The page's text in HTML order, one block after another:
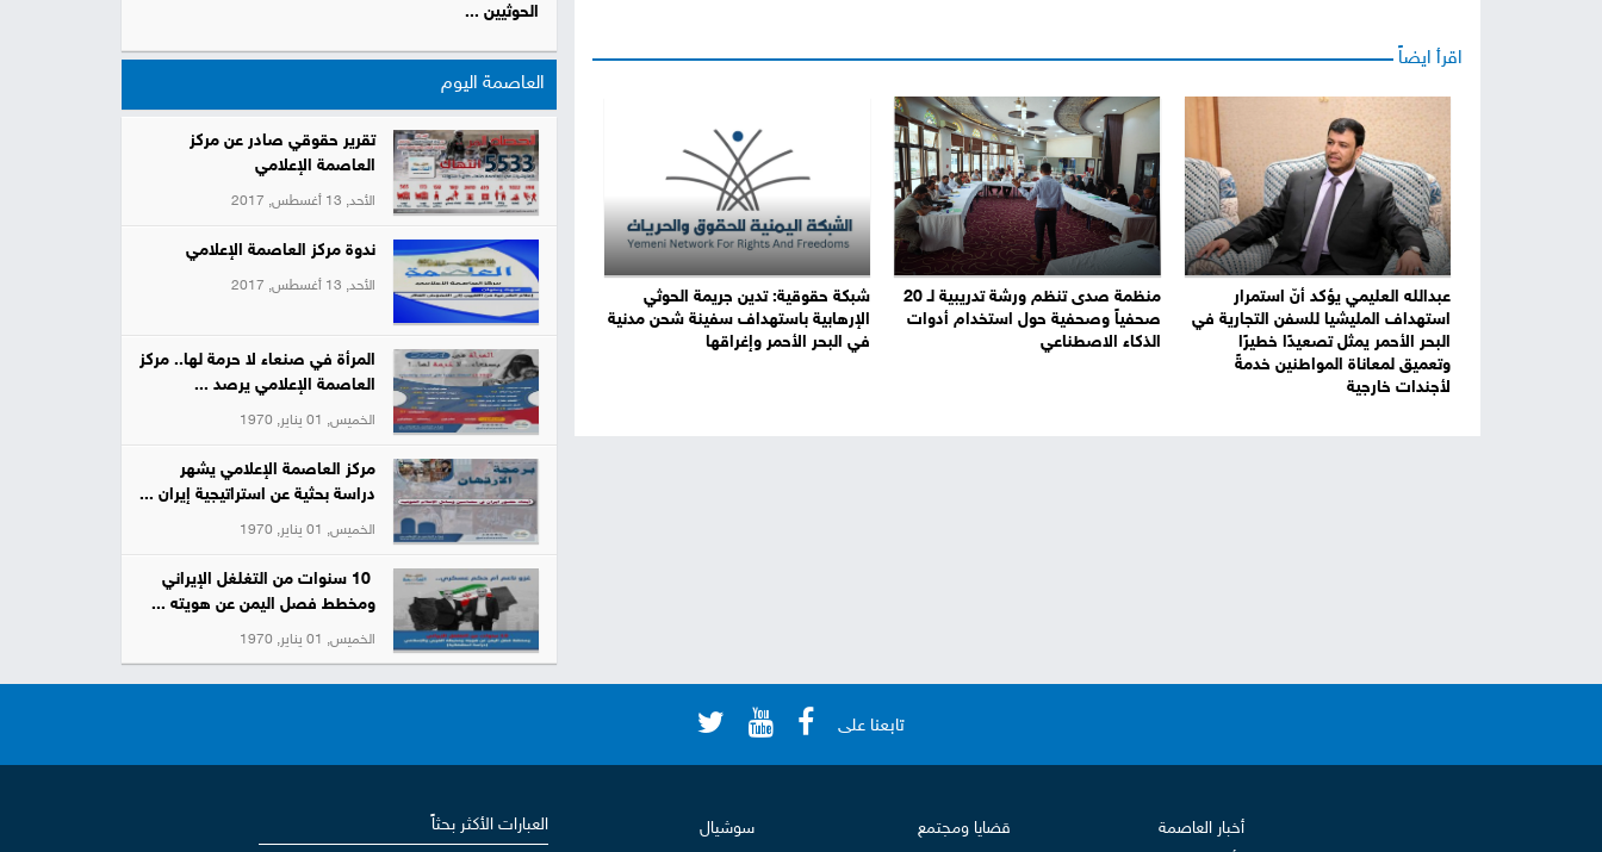
اقرأ ايضاً
عبدالله العليمي يؤكد أنّ استمرار
استهداف المليشيا للسفن التجارية في
البحر الأحمر يمثل تصعيدًا خطيرًا
وتعميق لمعاناة المواطنين خدمةً
لأجندات خارجية
منظمة صدى تنظم ورشة تدريبية لـ 20
صحفياً وصحفية حول استخدام أدوات
الذكاء الاصطناعي
شبكة حقوقية: تدين جريمة الحوثي
الإرهابية باستهداف سفينة شحن مدنية
في البحر الأحمر وإغراقها
الحوثيين ...
العاصمة اليوم
تقرير حقوقي صادر عن مركز
العاصمة الإعلامي
الأحد, 13 أغسطس, 2017
ندوة مركز العاصمة الإعلامي
الأحد, 13 أغسطس, 2017
المرأة في صنعاء لا حرمة لها.. مركز
العاصمة الإعلامي يرصد ...
الخميس, 01 يناير, 1970
مركز العاصمة الإعلامي يشهر
دراسة بحثية عن استراتيجية إيران ...
الخميس, 01 يناير, 1970
10 سنوات من التغلغل الإيراني
ومخطط فصل اليمن عن هويته ...
الخميس, 01 يناير, 1970
تابعنا على
أخبار العاصمة
قضايا ومجتمع
سوشيال
العبارات الأكثر بحثاً